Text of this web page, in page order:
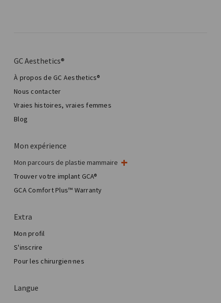
GC Aesthetics®
À propos de GC Aesthetics®
Nous contacter
Vraies histoires, vraies femmes
Blog
Mon expérience
Mon parcours de plastie mammaire
Ma chirurgie mammaire
Chirurgie esthétique mammaire
Total Breast Reconstruction™
Trouver votre implant GCA®
GCA Comfort Plus™ Warranty
Extra
Mon profil
S'inscrire
Pour les chirurgien·nes
Langue